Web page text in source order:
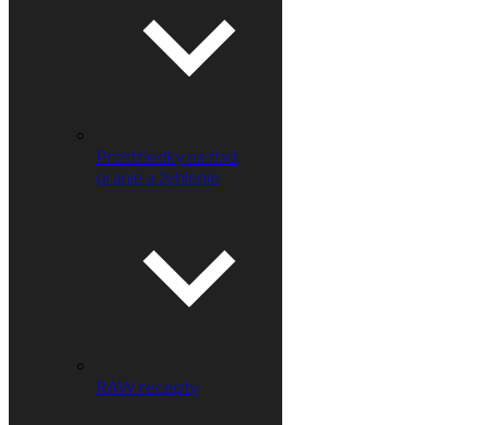
Prostriedky na riad,
pranie a žehlenie
RAW recepty